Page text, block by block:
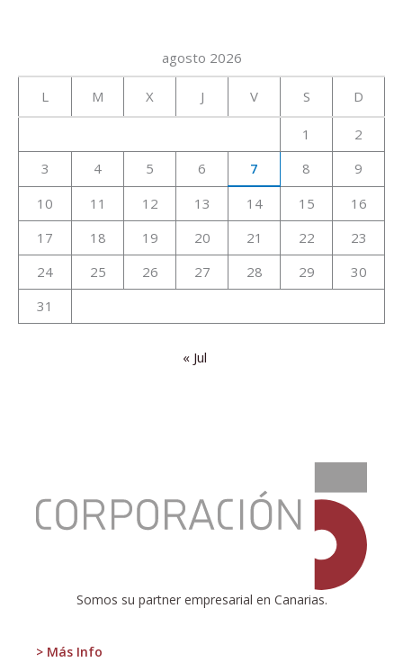
agosto 2026
L M X J V S D
1
2
3
4 5 6 7 8
9
10
11 12 13 14 15
16
17
18 19 20 21 22
23
24
25 26 27 28 29
30
31
« Jul
Somos su partner empresarial en Canarias.
> Más Info
es
la
empleo